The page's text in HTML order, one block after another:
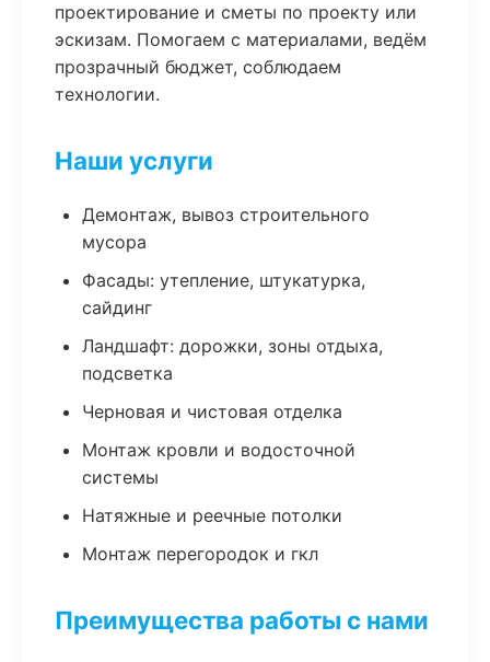
проектирование и сметы по проекту или
эскизам. Помогаем с материалами, ведём
прозрачный бюджет, соблюдаем
технологии.
Наши услуги
Демонтаж, вывоз строительного
мусора
Фасады: утепление, штукатурка,
сайдинг
Ландшафт: дорожки, зоны отдыха,
подсветка
Черновая и чистовая отделка
Монтаж кровли и водосточной
системы
Натяжные и реечные потолки
Монтаж перегородок и гкл
Преимущества работы с нами